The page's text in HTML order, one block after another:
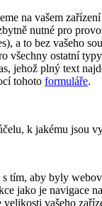
na vašem
nutné pro
a to bez vašeho
všechny ostatní
jehož plný text
tohoto formuláře.
k jakému jsou
tím, aby byly
jako je navigace
vašeho